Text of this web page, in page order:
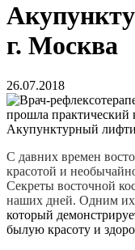
г. Москва
26.07.2018
С давних времен
красотой и
Секреты восточной
наших дней. Одним их
который
былую красоту и